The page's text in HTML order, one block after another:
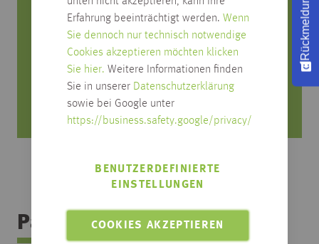
Erfahrung beeinträchtigt werden. Wenn
Sie dennoch nur technisch notwendige
Cookies akzeptieren möchten klicken
Sie hier. Weitere Informationen finden
Sie in unserer Datenschutzerklärung
sowie bei Google unter
https://business.safety.google/privacy/
COOKIES AKZEPTIEREN
BENUTZERDEFINIERTE
EINSTELLUNGEN
Rufen Sie uns an, wir beraten Sie gerne!
0751/4004-545
produktfrage@habisreutinger.de
Mo. bis Fr. von 8 Uhr bis 18 Uhr
Samstag von 08:30 bis 12:30 Uhr
Passendes Zubehör
Rückmeldung